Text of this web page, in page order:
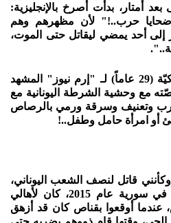
أمتار، بدأت أصرخ بالإنجليزية:
حرب..!" لأن مظهرهم وهم
إلى أحد يمضي ليقاتل حتى الموت،
هكذا يصف السوري أمجد مكيّة (29 عاماً) لـ "إرم نيوز" المشهد
قصّته مع وحشية الشرطة اليونانية مع
ضرب وتعنيف وسرقة ورمي بالرصاص
أو امرأة حامل وطفل..!
قاتل لنصف الشعب اليوناني،
تذكرت مشهداً مماثلاً حصل في سورية عام 2015، كان لأهالي
أوقعوا بقناص كان قد أزهق